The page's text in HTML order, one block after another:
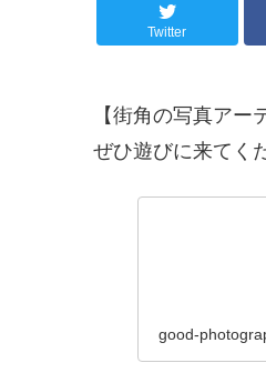
Twitter
【街角の写真ア
ぜひ遊びに来てく
good-